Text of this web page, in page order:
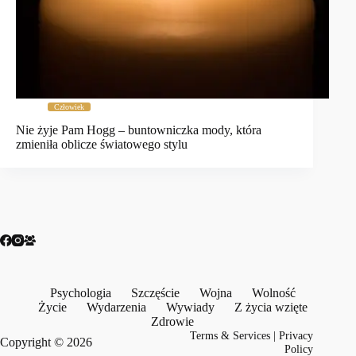
Człowiek
Nie żyje Pam Hogg – buntowniczka mody, która
zmieniła oblicze światowego stylu
Psychologia Szczęście Wojna
Wolność
Życie
Wydarzenia Wywiady
Z życia wzięte
Zdrowie
Copyright © 2026
Terms & Services |Privacy
Policy